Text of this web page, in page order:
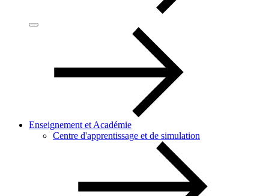
Enseignement et Académie
Centre d'apprentissage et de simulation